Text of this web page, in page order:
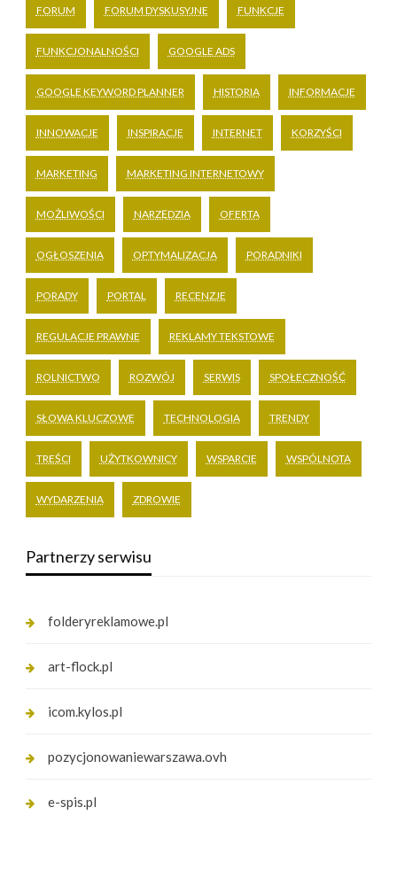
FORUM FORUM DYSKUSYJNE FUNKCJE
FUNKCJONALNOŚCI GOOGLE ADS
GOOGLE KEYWORD PLANNER HISTORIA INFORMACJE
INNOWACJE INSPIRACJE INTERNET KORZYŚCI
MARKETING MARKETING INTERNETOWY
MOŻLIWOŚCI NARZĘDZIA OFERTA
OGŁOSZENIA OPTYMALIZACJA PORADNIKI
PORADY PORTAL RECENZJE
REGULACJE PRAWNE REKLAMY TEKSTOWE
ROLNICTWO ROZWÓJ SERWIS SPOŁECZNOŚĆ
SŁOWA KLUCZOWE TECHNOLOGIA TRENDY
TREŚCI UŻYTKOWNICY WSPARCIE WSPÓLNOTA
WYDARZENIA ZDROWIE
Partnerzy serwisu
folderyreklamowe.pl
art-flock.pl
icom.kylos.pl
pozycjonowaniewarszawa.ovh
e-spis.pl